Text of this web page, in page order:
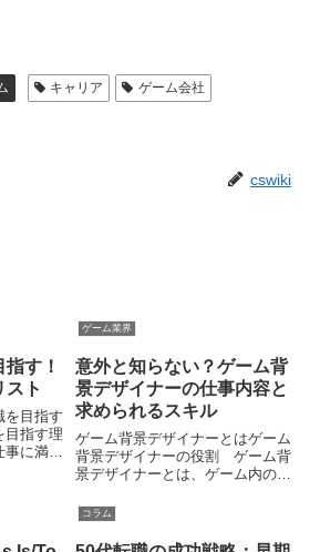
キャリア ゲーム会社
cswiki
す！
スト
を目指す
指す理
に満足
られま
がら新
済的
ゲーム業界
意外と知らない？ゲーム背
景デザイナーの仕事内容と
求められるスキル
ゲーム背景デザイナーとはゲーム
背景デザイナーの役割 ゲーム背
景デザイナーとは、ゲーム内の背
世界観を視覚的にプレイヤーに伝
える役割を持ちます。たとえば、
ゲームが繰り広げられる都市や自
コラム